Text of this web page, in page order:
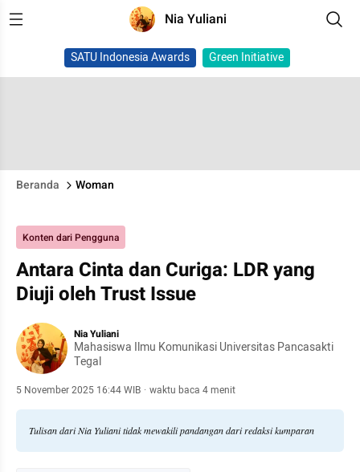
Nia Yuliani
SATU Indonesia Awards Green Initiative
Beranda Woman
Konten dari Pengguna
Antara Cinta dan Curiga: LDR yang
Diuji oleh Trust Issue
Nia Yuliani
Mahasiswa Ilmu Komunikasi Universitas Pancasakti
Tegal
5 November 2025 16:44 WIB · waktu baca 4 menit
Tulisan dari Nia Yuliani tidak mewakili pandangan dari redaksi kumparan